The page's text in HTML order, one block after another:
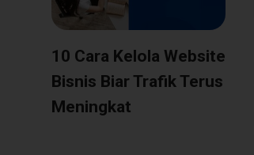
10 Cara Kelola Website
Bisnis Biar Trafik Terus
Meningkat